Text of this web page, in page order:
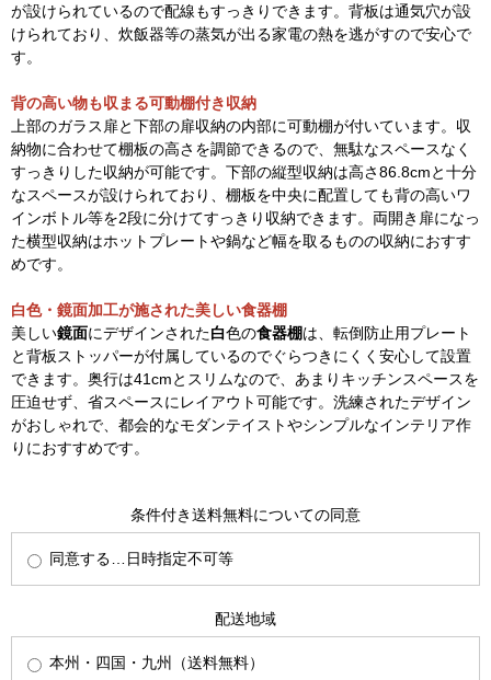
が設けられているので配線もすっきりできます。背板は通気穴が設
けられており、炊飯器等の蒸気が出る家電の熱を逃がすので安心で
す。
背の高い物も収まる可動棚付き収納
上部のガラス扉と下部の扉収納の内部に可動棚が付いています。収
納物に合わせて棚板の高さを調節できるので、無駄なスペースなく
すっきりした収納が可能です。下部の縦型収納は高さ86.8cmと十分
なスペースが設けられており、棚板を中央に配置しても背の高いワ
インボトル等を2段に分けてすっきり収納できます。両開き扉になっ
た横型収納はホットプレートや鍋など幅を取るものの収納におすす
めです。
白色・鏡面加工が施された美しい食器棚
美しい鏡面にデザインされた白色の食器棚は、転倒防止用プレート
と背板ストッパーが付属しているのでぐらつきにくく安心して設置
できます。奥行は41cmとスリムなので、あまりキッチンスペースを
圧迫せず、省スペースにレイアウト可能です。洗練されたデザイン
がおしゃれで、都会的なモダンテイストやシンプルなインテリア作
りにおすすめです。
条件付き送料無料についての同意
同意する…日時指定不可等
配送地域
本州・四国・九州（送料無料）